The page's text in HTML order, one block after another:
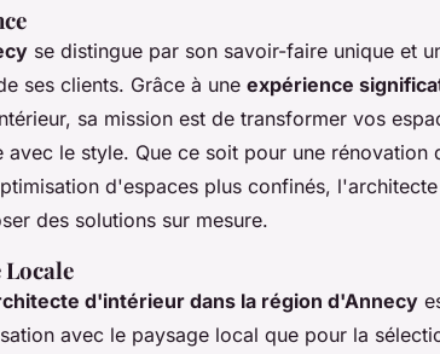
se distingue par son savoir-faire unique et
ses clients. Grâce à une expérience
sa mission est de transformer vos
le style. Que ce soit pour une rénovation
d'espaces plus confinés,
des solutions sur mesure.
d'intérieur dans la région d'Annecy
avec le paysage local que pour la